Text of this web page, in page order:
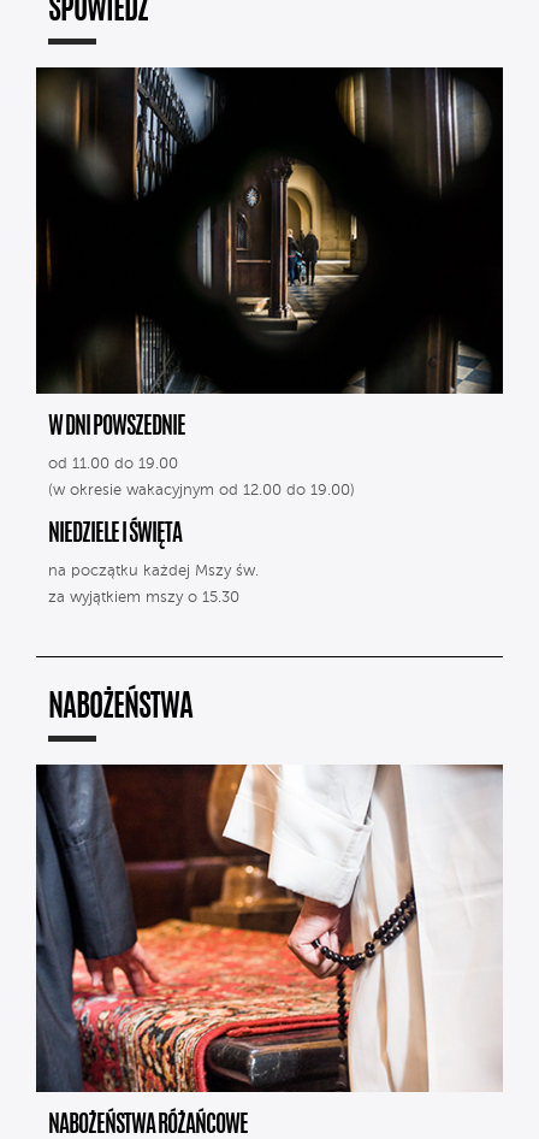
SPOWIEDŹ
W DNI POWSZEDNIE
od 11.00 do 19.00
(w okresie wakacyjnym od 12.00 do 19.00)
NIEDZIELE I ŚWIĘTA
na początku każdej Mszy św.
za wyjątkiem mszy o 15.30
NABOŻEŃSTWA
NABOŻEŃSTWA RÓŻAŃCOWE